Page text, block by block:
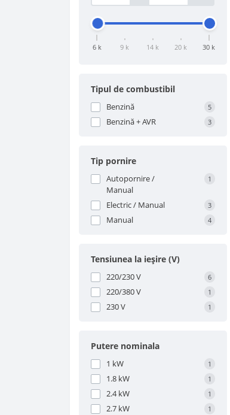
6 k 9 k 14 k 20 k 30 k
Tipul de combustibil
Benzină 5
Benzină + AVR 3
Tip pornire
Autopornire /
Manual
1
Electric / Manual 3
Manual 4
Tensiunea la ieşire (V)
220/230 V 6
220/380 V 1
230 V 1
Putere nominala
1 kW 1
1.8 kW 1
2.4 kW 1
2.7 kW 1